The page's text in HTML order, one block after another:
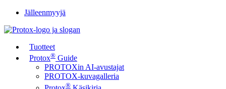
Jälleenmyyjä
Tuotteet
Protox® Guide
PROTOXin AI-avustajat
PROTOX-kuvagalleria
®